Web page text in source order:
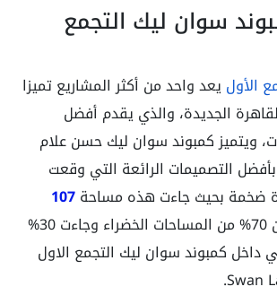
سوان ليك التجمع
الأوليعد واحد من أكثر المشاريع تميزا
الجديدة، والذي يقدم أفضل
ويتميز كمبوند سوان ليك حسن علام
التصميمات الرائعة التي وقعت
ضخمة بحيث جاءت هذه مساحة107
بتقسيم من 70% من المساحات الخضراء وجاءت 30%
داخل كمبوند سوان ليك التجمع الاول
Swan